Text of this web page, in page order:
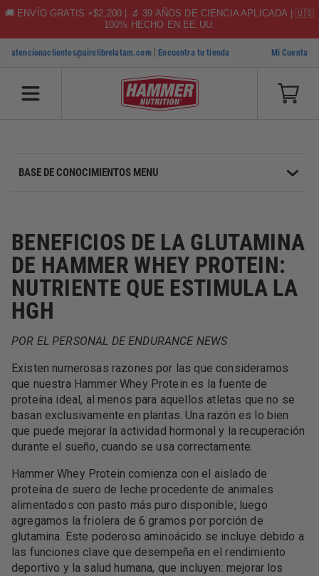
🚚 ENVÍO GRATIS +$2,200 | 🔬 39 AÑOS DE CIENCIA APLICADA | 🇺🇸
100% HECHO EN EE.UU.
SKIP TO CONTENT
atencionaclientes@airelibrelatam.com |Encuentra tu tienda Mi Cuenta
BASE DE CONOCIMIENTOS MENU
BENEFICIOS DE LA GLUTAMINA
DE HAMMER WHEY PROTEIN:
NUTRIENTE QUE ESTIMULA LA
HGH
POR EL PERSONAL DE ENDURANCE NEWS
Existen numerosas razones por las que consideramos
que nuestra Hammer Whey Protein es la fuente de
proteína ideal, al menos para aquellos atletas que no se
basan exclusivamente en plantas. Una razón es lo bien
que puede mejorar la actividad hormonal y la recuperación
durante el sueño, cuando se usa correctamente.
Hammer Whey Protein comienza con el aislado de
proteína de suero de leche procedente de animales
alimentados con pasto más puro disponible; luego
agregamos la friolera de 6 gramos por porción de
glutamina. Este poderoso aminoácido se incluye debido a
las funciones clave que desempeña en el rendimiento
deportivo y la salud humana, que incluyen: mejorar los